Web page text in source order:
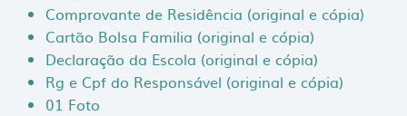
Comprovante de Residência (original e cópia)
Cartão Bolsa Familia (original e cópia)
Declaração da Escola (original e cópia)
Rg e Cpf do Responsável (original e cópia)
01 Foto